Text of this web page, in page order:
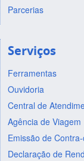
Parcerias
Serviços
Ferramentas
Ouvidoria
Central de
Agência de Viagem
Emissão de
Declaração de